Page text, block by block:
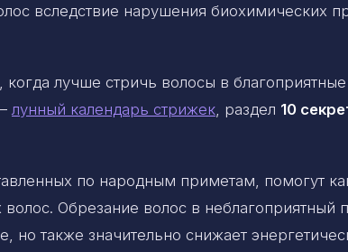
вследствие нарушения биохимических
лучше стричь волосы в благоприятные
лунный календарь стрижек , раздел 10
по народным приметам, помогут
Обрезание волос в неблагоприятный
но также значительно снижает